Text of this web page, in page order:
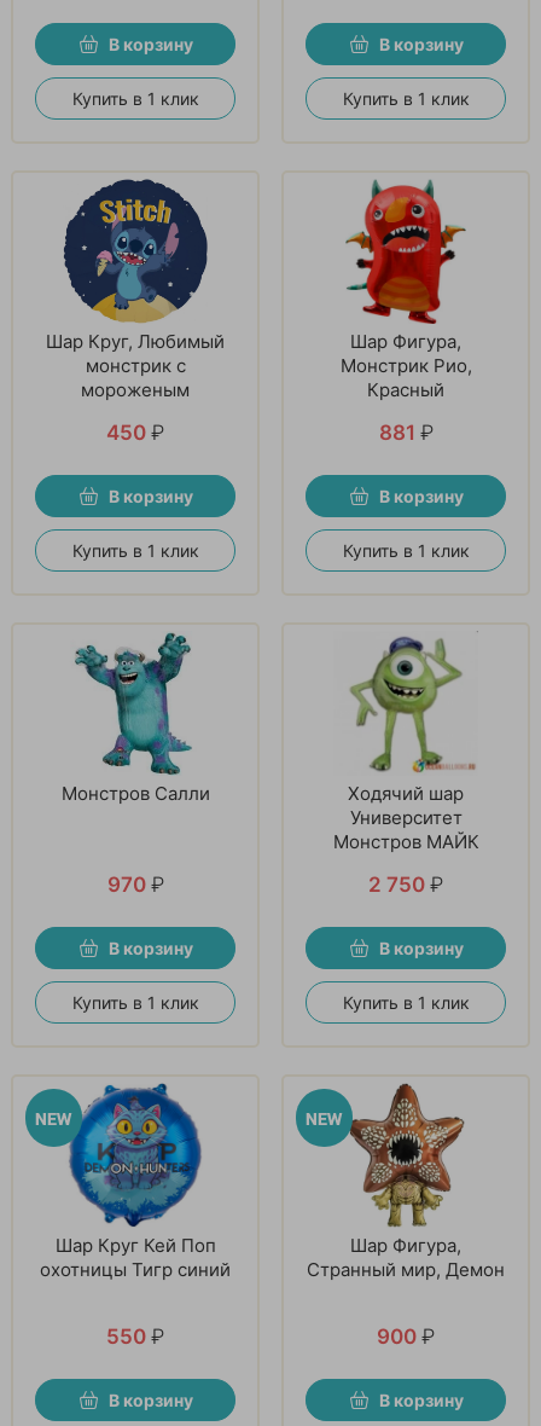
В корзину
Купить в 1 клик
В корзину
Купить в 1 клик
Шар Круг, Любимый
монстрик с
мороженым
450 ₽
В корзину
Купить в 1 клик
Шар Фигура,
Монстрик Рио,
Красный
881 ₽
В корзину
Купить в 1 клик
Монстров Салли
970 ₽
В корзину
Купить в 1 клик
Ходячий шар
Университет
Монстров МАЙК
2 750 ₽
В корзину
Купить в 1 клик
Шар Круг Кей Поп
охотницы Тигр синий
550 ₽
В корзину
Шар Фигура,
Странный мир, Демон
900 ₽
В корзину